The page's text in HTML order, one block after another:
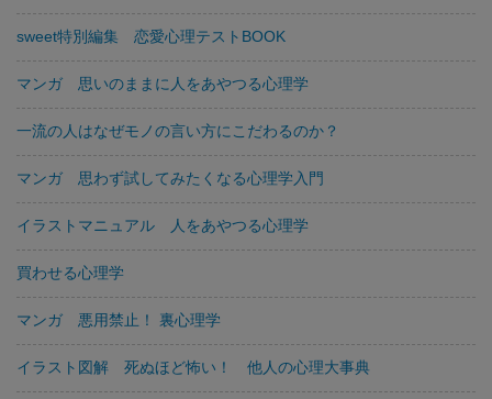
sweet特別編集 恋愛心理テストBOOK
マンガ 思いのままに人をあやつる心理学
一流の人はなぜモノの言い方にこだわるのか？
マンガ 思わず試してみたくなる心理学入門
イラストマニュアル 人をあやつる心理学
買わせる心理学
マンガ 悪用禁止！ 裏心理学
イラスト図解 死ぬほど怖い！ 他人の心理大事典